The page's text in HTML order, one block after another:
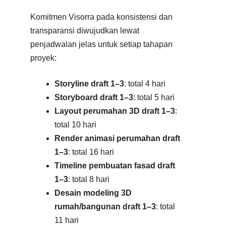
Komitmen Visorra pada konsistensi dan
transparansi diwujudkan lewat
penjadwalan jelas untuk setiap tahapan
proyek:
Storyline draft 1–3: total 4 hari
Storyboard draft 1–3: total 5 hari
Layout perumahan 3D draft 1–3:
total 10 hari
Render animasi perumahan draft
1–3: total 16 hari
Timeline pembuatan fasad draft
1–3: total 8 hari
Desain modeling 3D
rumah/bangunan draft 1–3: total
11 hari